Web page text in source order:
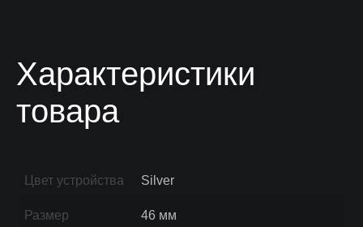
Характеристики
товара
Цвет устройства Silver
Размер 46 мм